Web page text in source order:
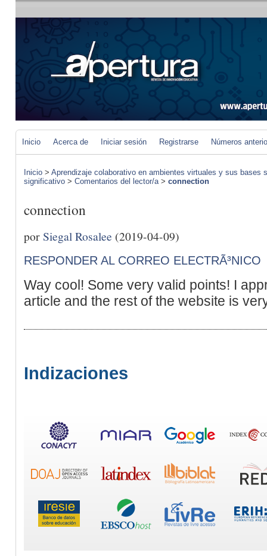
Inicio Acerca de Iniciar sesión Registrarse Números
Inicio > Aprendizaje colaborativo en ambientes virtuales y sus
significativo > Comentarios del lector/a> connection
connection
porSiegal Rosalee (2019-04-09)
RESPONDER AL CORREO ELECTRÃ³NICO
Way cool! Some very valid points! I
article and the rest of the website is
Indizaciones